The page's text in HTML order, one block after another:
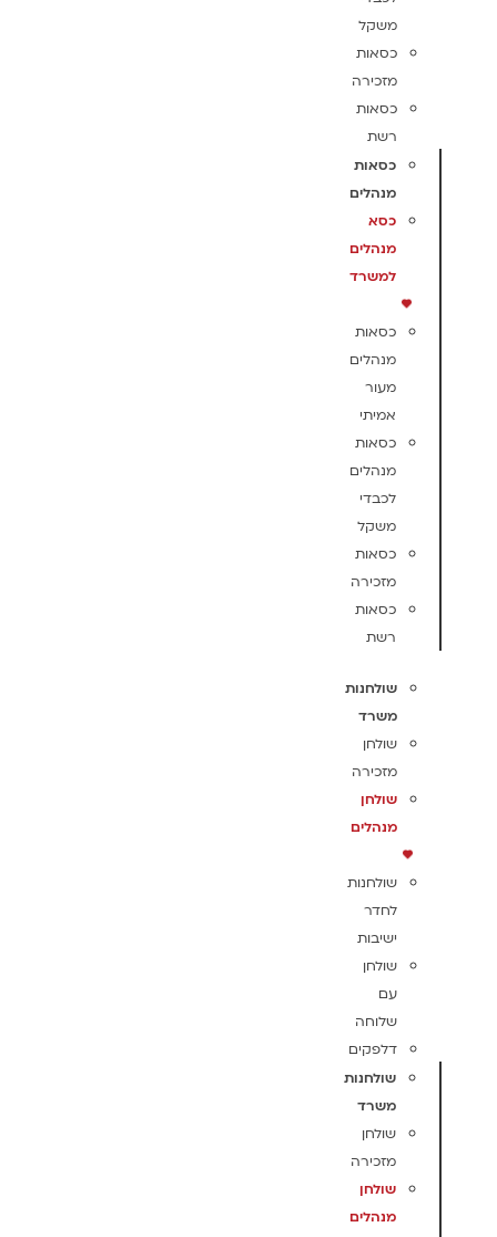
משקל
כסאות
מזכירה
כסאות
רשת
כסאות
מנהלים
כסא
מנהלים
למשרד
כסאות
מנהלים
מעור
אמיתי
כסאות
מנהלים
לכבדי
משקל
כסאות
מזכירה
כסאות
רשת
שולחנות
משרד
שולחן
מזכירה
שולחן
מנהלים
שולחנות
לחדר
ישיבות
שולחן
עם
שלוחה
דלפקים
שולחנות
משרד
שולחן
מזכירה
שולחן
מנהלים